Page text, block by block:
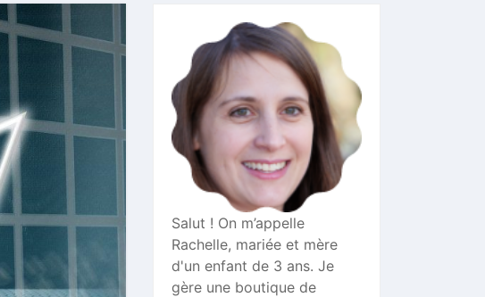
Salut ! On m’appelle
Rachelle, mariée et mère
d'un enfant de 3 ans. Je
gère une boutique de